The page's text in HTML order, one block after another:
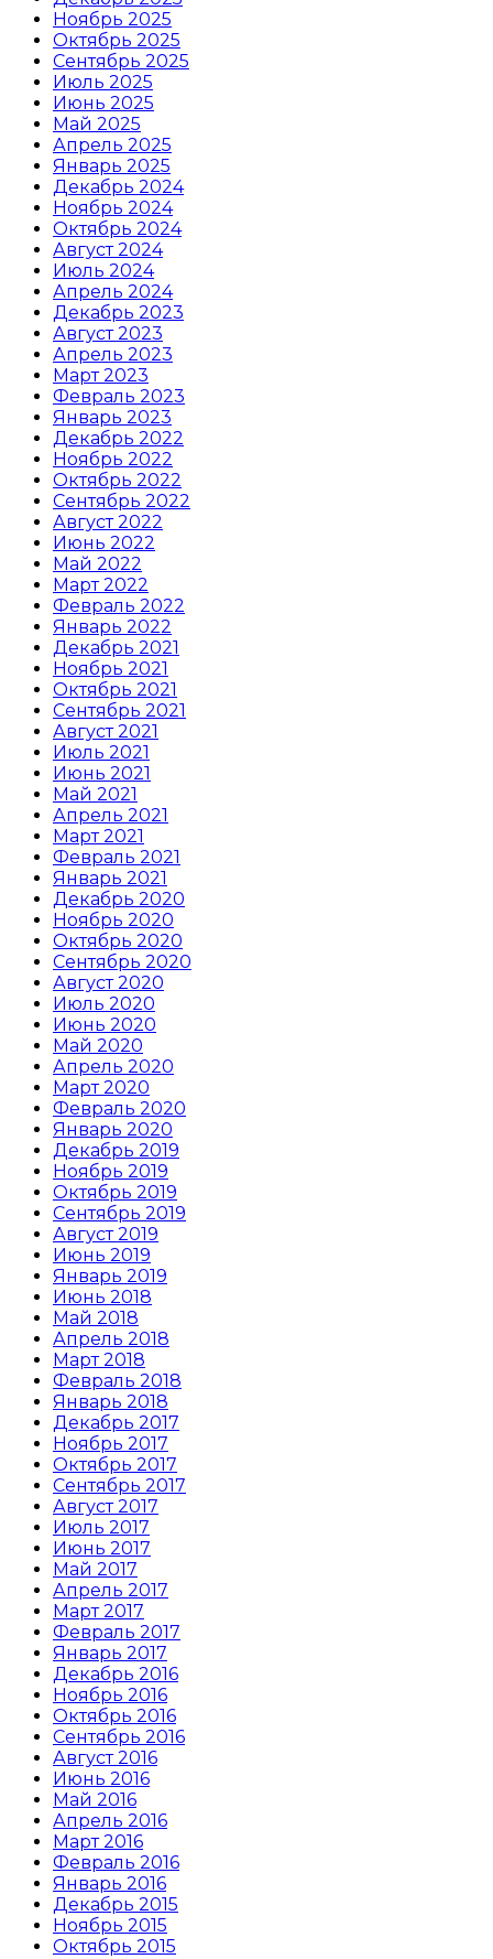
Ноябрь 2025
Октябрь 2025
Сентябрь 2025
Июль 2025
Июнь 2025
Май 2025
Апрель 2025
Январь 2025
Декабрь 2024
Ноябрь 2024
Октябрь 2024
Август 2024
Июль 2024
Апрель 2024
Декабрь 2023
Август 2023
Апрель 2023
Март 2023
Февраль 2023
Январь 2023
Декабрь 2022
Ноябрь 2022
Октябрь 2022
Сентябрь 2022
Август 2022
Июнь 2022
Май 2022
Март 2022
Февраль 2022
Январь 2022
Декабрь 2021
Ноябрь 2021
Октябрь 2021
Сентябрь 2021
Август 2021
Июль 2021
Июнь 2021
Май 2021
Апрель 2021
Март 2021
Февраль 2021
Январь 2021
Декабрь 2020
Ноябрь 2020
Октябрь 2020
Сентябрь 2020
Август 2020
Июль 2020
Июнь 2020
Май 2020
Апрель 2020
Март 2020
Февраль 2020
Январь 2020
Декабрь 2019
Ноябрь 2019
Октябрь 2019
Сентябрь 2019
Август 2019
Июнь 2019
Январь 2019
Июнь 2018
Май 2018
Апрель 2018
Март 2018
Февраль 2018
Январь 2018
Декабрь 2017
Ноябрь 2017
Октябрь 2017
Сентябрь 2017
Август 2017
Июль 2017
Июнь 2017
Май 2017
Апрель 2017
Март 2017
Февраль 2017
Январь 2017
Декабрь 2016
Ноябрь 2016
Октябрь 2016
Сентябрь 2016
Август 2016
Июнь 2016
Май 2016
Апрель 2016
Март 2016
Февраль 2016
Январь 2016
Декабрь 2015
Ноябрь 2015
Октябрь 2015